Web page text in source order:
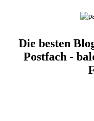
Die besten
Postfach -